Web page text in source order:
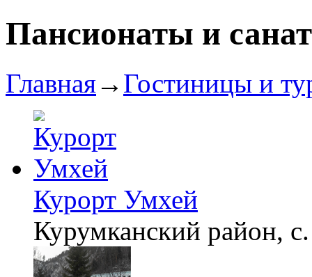
Пансионаты и
Главная→ Гостиницы и
Курорт Умхей
Курумканский район,